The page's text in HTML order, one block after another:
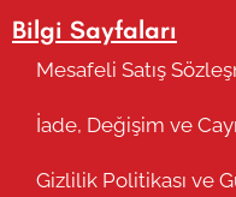
Bilgi Sayfaları
Mesafeli Satış
İade, Değişim ve
Gizlilik Politikası ve